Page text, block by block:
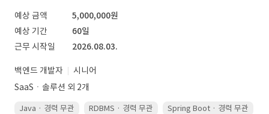
예상 금액
5,000,000원
예상 기간
60일
근무 시작일
2026.08.03.
백엔드 개발자
시니어
SaaSㆍ솔루션 외 2개
Java · 경력 무관 RDBMS · 경력 무관 Spring Boot · 경력 무관